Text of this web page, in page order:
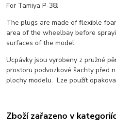
For Tamiya P-38J
The plugs are made of flexible
area of the wheelbay before
surfaces of the model.
Ucpávky jsou vyrobeny z pružné
prostoru podvozkové šachty před
plochy modelu. Lze použít
Zboží zařazeno v